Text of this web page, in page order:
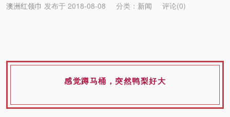
澳洲红领巾 发布于 2018-08-08 分类： 新闻 评论(0)
感觉蹲马桶，突然鸭梨好大